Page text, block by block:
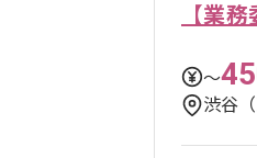
【業
〜
渋谷（